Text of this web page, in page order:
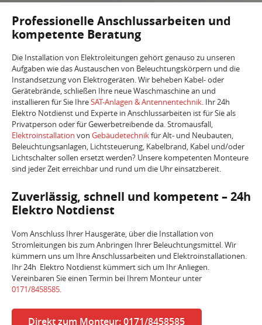
Professionelle Anschlussarbeiten und
kompetente Beratung
Die Installation von Elektroleitungen gehört genauso zu unseren
Aufgaben wie das Austauschen von Beleuchtungskörpern und die
Instandsetzung von Elektrogeräten. Wir beheben Kabel- oder
Gerätebrände, schließen Ihre neue Waschmaschine an und
installieren für Sie IhreSAT-Anlagen & Antennentechnik. Ihr 24h
Elektro Notdienst und Experte in Anschlussarbeiten ist für Sie als
Privatperson oder für Gewerbetreibende da. Stromausfall,
Elektroinstallation von Gebäudetechnikfür Alt- und Neubauten,
Beleuchtungsanlagen, Lichtsteuerung, Kabelbrand, Kabel und/oder
Lichtschalter sollen ersetzt werden? Unsere kompetenten Monteure
sind jeder Zeit erreichbar und rund um die Uhr einsatzbereit.
Zuverlässig, schnell und kompetent – 24h
Elektro Notdienst
Vom Anschluss Ihrer Hausgeräte, über die Installation von
Stromleitungen bis zum Anbringen Ihrer Beleuchtungsmittel. Wir
kümmern uns um Ihre Anschlussarbeiten und Elektroinstallationen.
Ihr 24h Elektro Notdienst kümmert sich um Ihr Anliegen.
Vereinbaren Sie einen Termin bei Ihrem Monteur unter
0171/8458585.
Direkt zum Monteur: 0171/8458585